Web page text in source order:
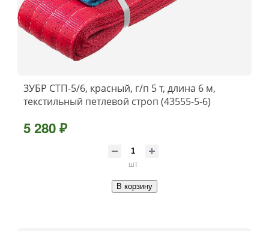
ЗУБР СТП-5/6, красный, г/п 5 т, длина 6 м,
текстильный петлевой строп (43555-5-6)
5 280 ₽
шт
В корзину